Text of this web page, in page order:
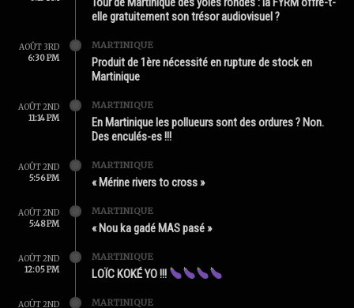
elle gratuitement son trésor audiovisuel ?
AOÛT 3RD
6:30 PM
MARTINIQUE
Produit de 1ère nécessité en rupture de stock en
Martinique
AOÛT 2ND
11:14 PM
MARTINIQUE
En Martinique les pollueurs sont des ordures ? Non.
Des enculés-es !!!
AOÛT 2ND
5:56 PM
MARTINIQUE
« Mérine rivers to cross »
AOÛT 2ND
5:48 PM
MARTINIQUE
« Nou ka gadé MAS pasé »
AOÛT 2ND
12:05 PM
MARTINIQUE
LOÏC KOKÉ YO !!!
AOÛT 2ND MARTINIQUE